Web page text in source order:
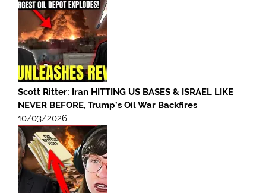
Scott Ritter: Iran HITTING US BASES & ISRAEL LIKE
NEVER BEFORE, Trump’s Oil War Backfires
10/03/2026